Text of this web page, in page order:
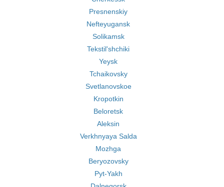
Presnenskiy
Nefteyugansk
Solikamsk
Tekstil'shchiki
Yeysk
Tchaikovsky
Svetlanovskoe
Kropotkin
Beloretsk
Aleksin
Verkhnyaya Salda
Mozhga
Beryozovsky
Pyt-Yakh